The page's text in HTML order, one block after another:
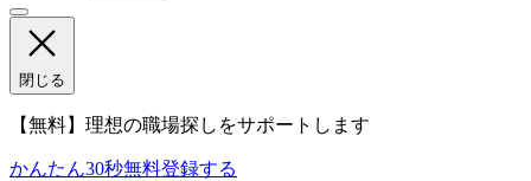
閉じる
【無料】理想の職場探しをサポートします
かんたん30秒無料登録する